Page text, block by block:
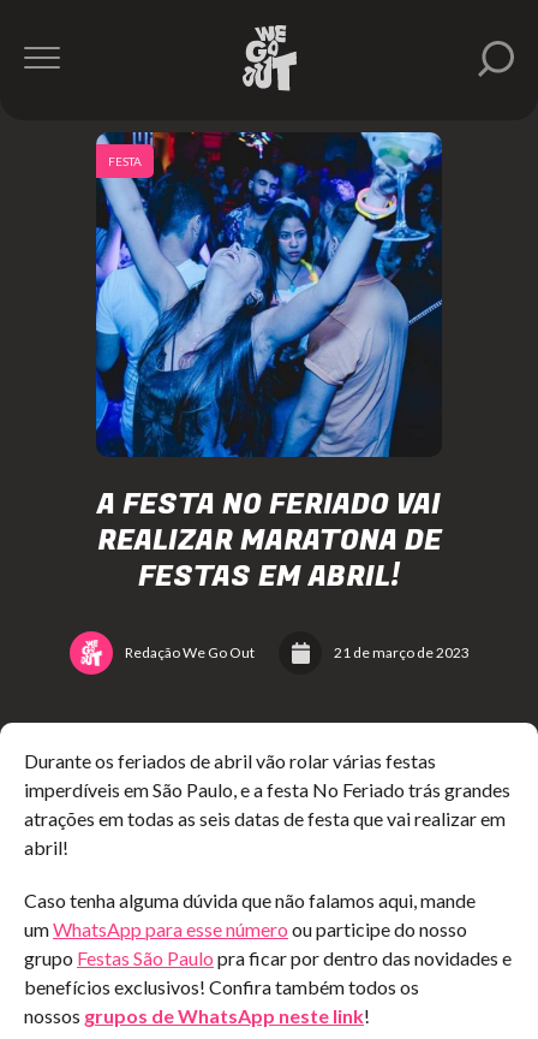
A FESTA NO FERIADO VAI
REALIZAR MARATONA DE
FESTAS EM ABRIL!
Redação We Go Out 21 de março de 2023
FESTA
Durante os feriados de abril vão rolar várias festas
imperdíveis em São Paulo, e a festa No Feriado trás grandes
atrações em todas as seis datas de festa que vai realizar em
abril!
Caso tenha alguma dúvida que não falamos aqui, mande
umWhatsApp para esse número ou participe do nosso
grupo Festas São Paulo pra ficar por dentro das novidades e
benefícios exclusivos! Confira também todos os
nossos grupos de WhatsApp neste link!